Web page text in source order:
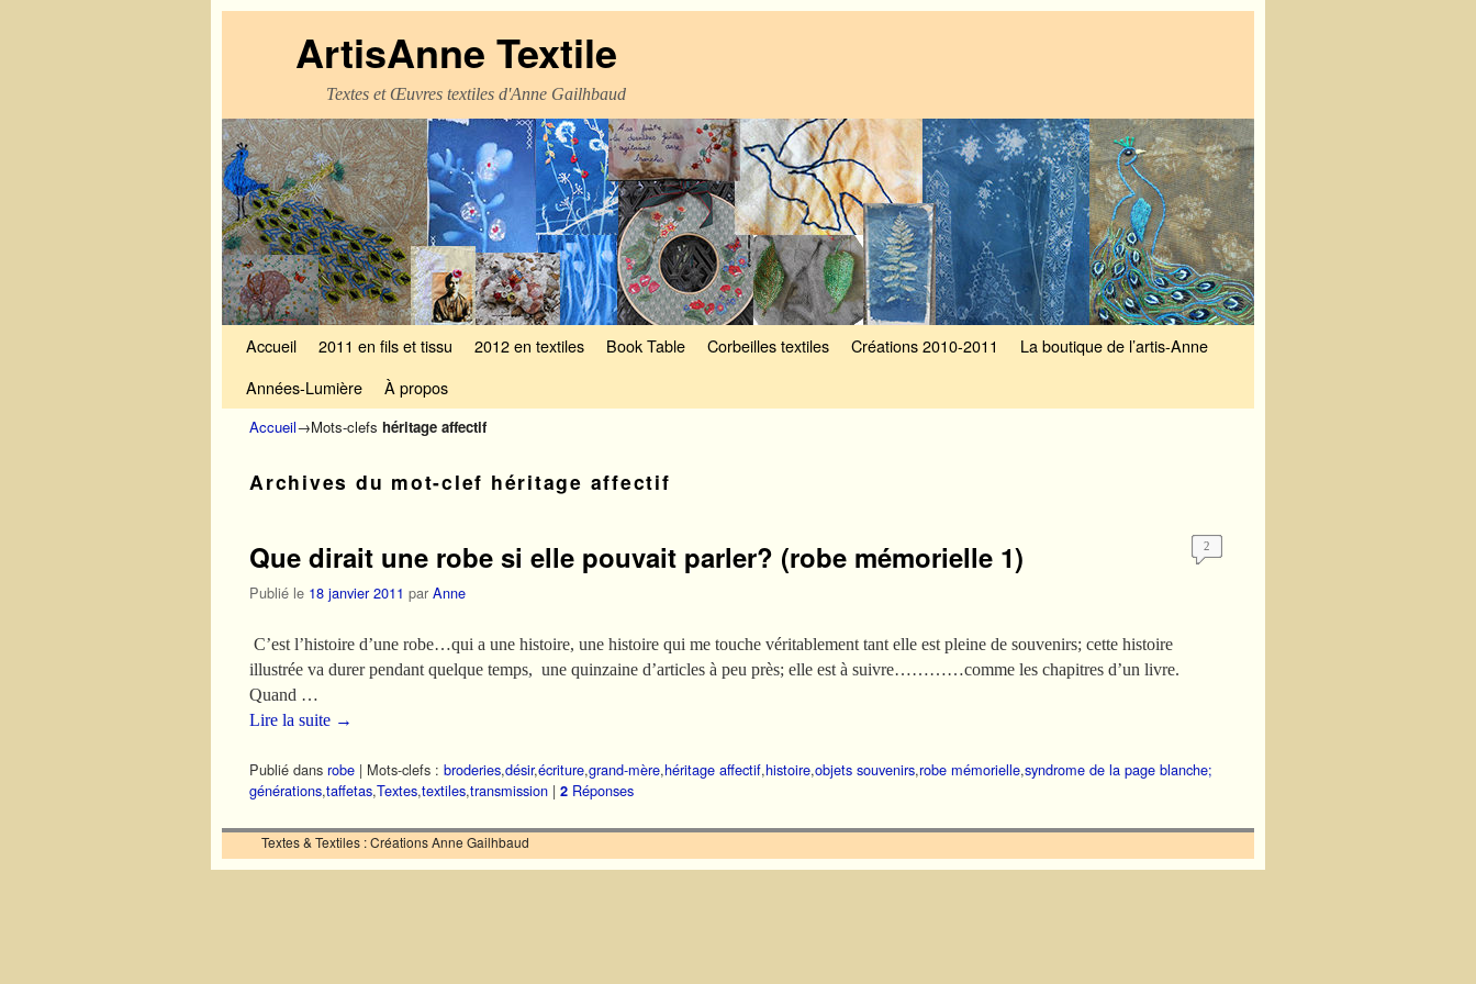
ArtisAnne Textile
Textes et Œuvres textiles d'Anne Gailhbaud
Accueil 2011 en fils et tissu 2012 en textiles Book Table Corbeilles textiles Créations 2010-2011
La boutique de l’artis-Anne
Années-Lumière
À propos
Accueil→Mots-clefs héritage affectif
Archives du mot-clef héritage affectif
Que dirait une robe si elle pouvait parler? (robe mémorielle 1)
Publié le 18 janvier 2011 par Anne
2
C’est l’histoire d’une robe…qui a une histoire, une histoire qui me touche véritablement tant elle est pleine de souvenirs; cette histoire
illustrée va durer pendant quelque temps, une quinzaine d’articles à peu près; elle est à suivre…………comme les chapitres d’un livre.
Quand …
Lire la suite →
Publié dans robe | Mots-clefs : broderies,désir,écriture,grand-mère,héritage affectif,histoire,objets souvenirs,robe mémorielle,syndrome de la page blanche;
générations,taffetas,Textes,textiles,transmission | 2 Réponses
Textes & Textiles : Créations Anne Gailhbaud